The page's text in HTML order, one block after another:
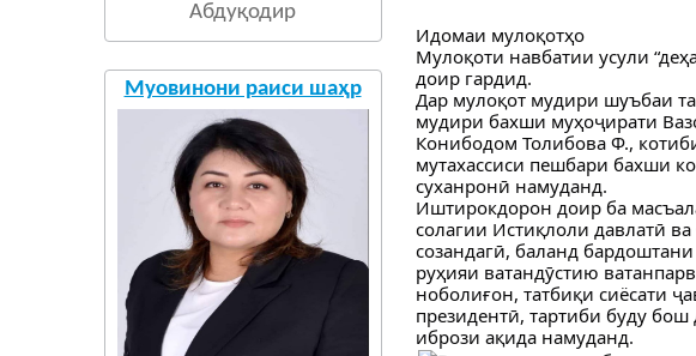
Абдуқодир
Муовинони раиси шаҳр
Идомаи мулоқотҳо
Мулоқоти навбатии усули
доир гардид.
Дар мулоқот мудири шуъбаи
мудири бахши муҳоҷирати
Конибодом Толибова Ф.,
мутахассиси пешбари бахши
суханронӣ намуданд.
Иштирокдорон доир ба
солагии Истиқлоли давлатӣ
созандагӣ, баланд
руҳияи ватандӯстию
ноболиғон, татбиқи сиёсати
президентӣ, тартиби буду
ибрози ақида намуданд.